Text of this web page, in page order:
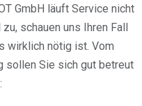
GmbH läuft Service nicht
schauen uns Ihren Fall
wirklich nötig ist. Vom
sollen Sie sich gut betreut